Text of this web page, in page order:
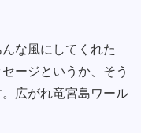
な風にしてくれた
ージというか、そう
広がれ竜宮島ワール